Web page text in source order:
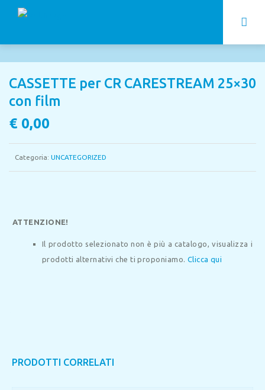
CASSETTE per CR CARESTREAM 25×30
con film
€ 0,00
Categoria: UNCATEGORIZED
ATTENZIONE!
Il prodotto selezionato non è più a catalogo, visualizza i
prodotti alternativi che ti proponiamo. Clicca qui
PRODOTTI CORRELATI